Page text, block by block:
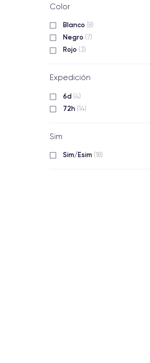
Color
Blanco (8)
Negro (7)
Rojo (3)
Expedición
6d (4)
72h (14)
Sim
Sim/Esim (18)